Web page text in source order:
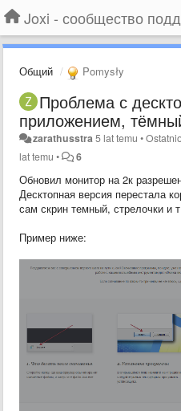
Общий Pomysły
Проблема с
приложением,
zarathusstra 5 lat temu •
lat temu • 6
Обновил монитор на 2к
Десктопная версия перестала
сам скрин темный, стрелочки и
Пример ниже: